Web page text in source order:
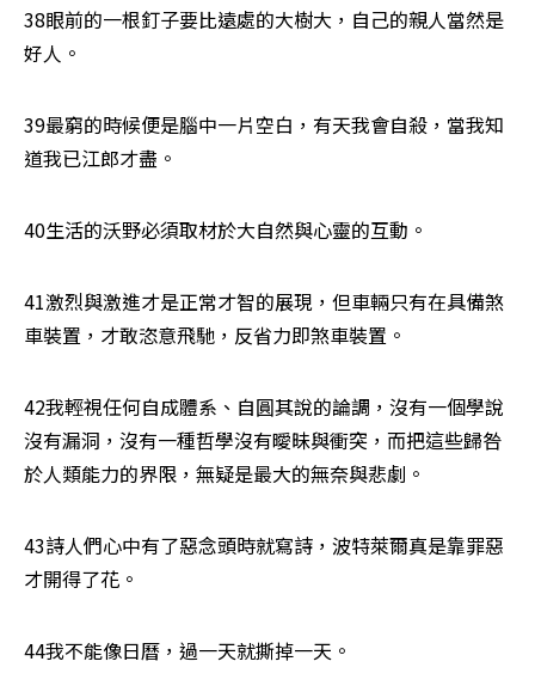
38眼前的一根釘子要比遠處的大樹大，自己的親人當然是
好人。
39最窮的時候便是腦中一片空白，有天我會自殺，當我知
道我已江郎才盡。
40生活的沃野必須取材於大自然與心靈的互動。
41激烈與激進才是正常才智的展現，但車輛只有在具備煞
車裝置，才敢恣意飛馳，反省力即煞車裝置。
42我輕視任何自成體系、自圓其說的論調，沒有一個學說
沒有漏洞，沒有一種哲學沒有曖昧與衝突，而把這些歸咎
於人類能力的界限，無疑是最大的無奈與悲劇。
43詩人們心中有了惡念頭時就寫詩，波特萊爾真是靠罪惡
才開得了花。
44我不能像日曆，過一天就撕掉一天。